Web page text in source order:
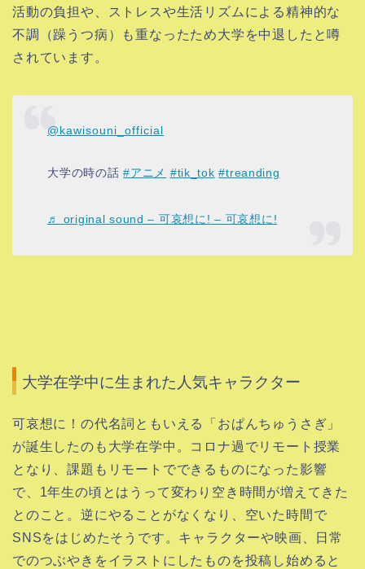
活動の負担や、ストレスや生活リズムによる精神的な
不調（躁うつ病）も重なったため大学を中退したと噂
されています。
@kawisouni_official
大学の時の話#アニメ #tik_tok #treanding
♬ original sound – 可哀想に! – 可哀想に!
大学在学中に生まれた人気キャラクター
可哀想に！の代名詞ともいえる「おぱんちゅうさぎ」
が誕生したのも大学在学中。コロナ過でリモート授業
となり、課題もリモートでできるものになった影響
で、1年生の頃とはうって変わり空き時間が増えてきた
とのこと。逆にやることがなくなり、空いた時間で
SNSをはじめたそうです。キャラクターや映画、日常
でのつぶやきをイラストにしたものを投稿し始めると